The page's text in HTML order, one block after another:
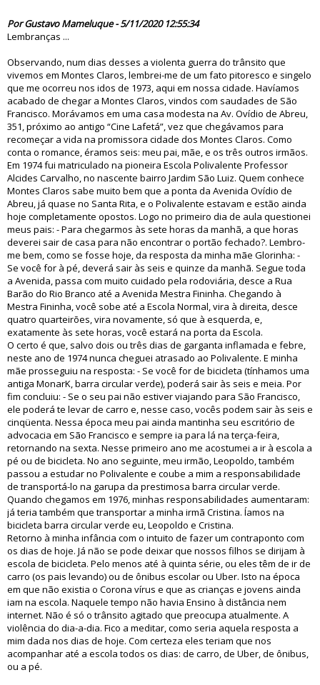
Por Gustavo Mameluque - 5/11/2020 12:55:34
Lembranças ...
Observando, num dias desses a violenta guerra do trânsito que
vivemos em Montes Claros, lembrei-me de um fato pitoresco e singelo
que me ocorreu nos idos de 1973, aqui em nossa cidade. Havíamos
acabado de chegar a Montes Claros, vindos com saudades de São
Francisco. Morávamos em uma casa modesta na Av. Ovídio de Abreu,
351, próximo ao antigo “Cine Lafetá”, vez que chegávamos para
recomeçar a vida na promissora cidade dos Montes Claros. Como
conta o romance, éramos seis: meu pai, mãe, e os três outros irmãos.
Em 1974 fui matriculado na pioneira Escola Polivalente Professor
Alcides Carvalho, no nascente bairro Jardim São Luiz. Quem conhece
Montes Claros sabe muito bem que a ponta da Avenida Ovídio de
Abreu, já quase no Santa Rita, e o Polivalente estavam e estão ainda
hoje completamente opostos. Logo no primeiro dia de aula questionei
meus pais: - Para chegarmos às sete horas da manhã, a que horas
deverei sair de casa para não encontrar o portão fechado?. Lembro-
me bem, como se fosse hoje, da resposta da minha mãe Glorinha: -
Se você for à pé, deverá sair às seis e quinze da manhã. Segue toda
a Avenida, passa com muito cuidado pela rodoviária, desce a Rua
Barão do Rio Branco até a Avenida Mestra Fininha. Chegando à
Mestra Fininha, você sobe até a Escola Normal, vira à direita, desce
quatro quarteirões, vira novamente, só que à esquerda, e,
exatamente às sete horas, você estará na porta da Escola.
O certo é que, salvo dois ou três dias de garganta inflamada e febre,
neste ano de 1974 nunca cheguei atrasado ao Polivalente. E minha
mãe prosseguiu na resposta: - Se você for de bicicleta (tínhamos uma
antiga MonarK, barra circular verde), poderá sair às seis e meia. Por
fim concluiu: - Se o seu pai não estiver viajando para São Francisco,
ele poderá te levar de carro e, nesse caso, vocês podem sair às seis e
cinqüenta. Nessa época meu pai ainda mantinha seu escritório de
advocacia em São Francisco e sempre ia para lá na terça-feira,
retornando na sexta. Nesse primeiro ano me acostumei a ir à escola a
pé ou de bicicleta. No ano seguinte, meu irmão, Leopoldo, também
passou a estudar no Polivalente e coube a mim a responsabilidade
de transportá-lo na garupa da prestimosa barra circular verde.
Quando chegamos em 1976, minhas responsabilidades aumentaram:
já teria também que transportar a minha irmã Cristina. Íamos na
bicicleta barra circular verde eu, Leopoldo e Cristina.
Retorno à minha infância com o intuito de fazer um contraponto com
os dias de hoje. Já não se pode deixar que nossos filhos se dirijam à
escola de bicicleta. Pelo menos até à quinta série, ou eles têm de ir de
carro (os pais levando) ou de ônibus escolar ou Uber. Isto na época
em que não existia o Corona vírus e que as crianças e jovens ainda
iam na escola. Naquele tempo não havia Ensino à distância nem
internet. Não é só o trânsito agitado que preocupa atualmente. A
violência do dia-a-dia. Fico a meditar, como seria aquela resposta a
mim dada nos dias de hoje. Com certeza eles teriam que nos
acompanhar até a escola todos os dias: de carro, de Uber, de ônibus,
ou a pé.